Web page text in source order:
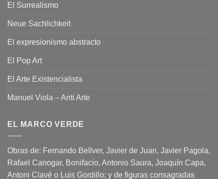
El Surrealismo
Neue Sachlichkeit
El expresionismo abstracto
El Pop Art
El Arte Existencialista
Manuel Viola – Anti Arte
EL MARCO VERDE
Obras de: Fernando Bellver, Javier de Juan, Javier Pagola,
Rafael Canogar, Bonifacio, Antonio Saura, Joaquín Capa,
Antoni Clavé o Luis Gordillo; y de figuras consagradas